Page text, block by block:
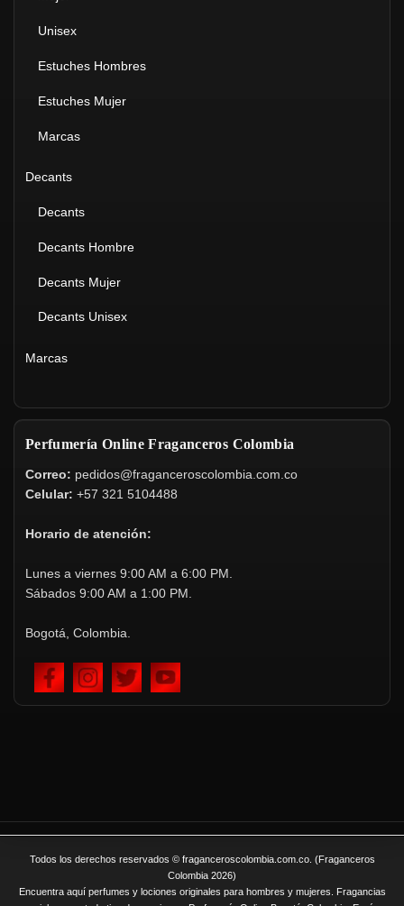
Unisex
Estuches Hombres
Estuches Mujer
Marcas
Decants
Decants
Decants Hombre
Decants Mujer
Decants Unisex
Marcas
Perfumería Online Fraganceros Colombia
Correo: pedidos@fraganceroscolombia.com.co
Celular: +57 321 5104488
Horario de atención:
Lunes a viernes 9:00 AM a 6:00 PM.
Sábados 9:00 AM a 1:00 PM.
Bogotá, Colombia.
Todos los derechos reservados © fraganceroscolombia.com.co. (Fraganceros
Colombia 2026)
Encuentra aquí perfumes y lociones originales para hombres y mujeres. Fragancias